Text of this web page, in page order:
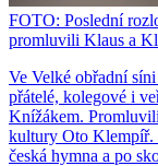
FOTO: Poslední
promluvili Klaus a
Ve Velké obřadní
přátelé, kolegové i
Knížákem.
kultury Oto Klempíř.
česká hymna a po